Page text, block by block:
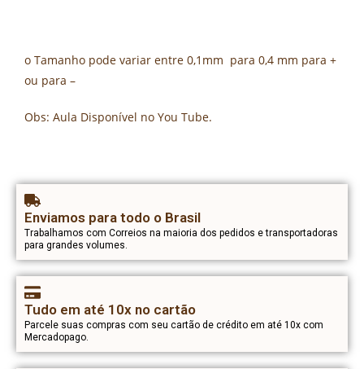
o Tamanho pode variar entre 0,1mm para 0,4 mm para +
ou para –
Obs: Aula Disponível no You Tube.
Enviamos para todo o Brasil
Trabalhamos com Correios na maioria dos pedidos e transportadoras
para grandes volumes.
Tudo em até 10x no cartão
Parcele suas compras com seu cartão de crédito em até 10x com
Mercadopago.